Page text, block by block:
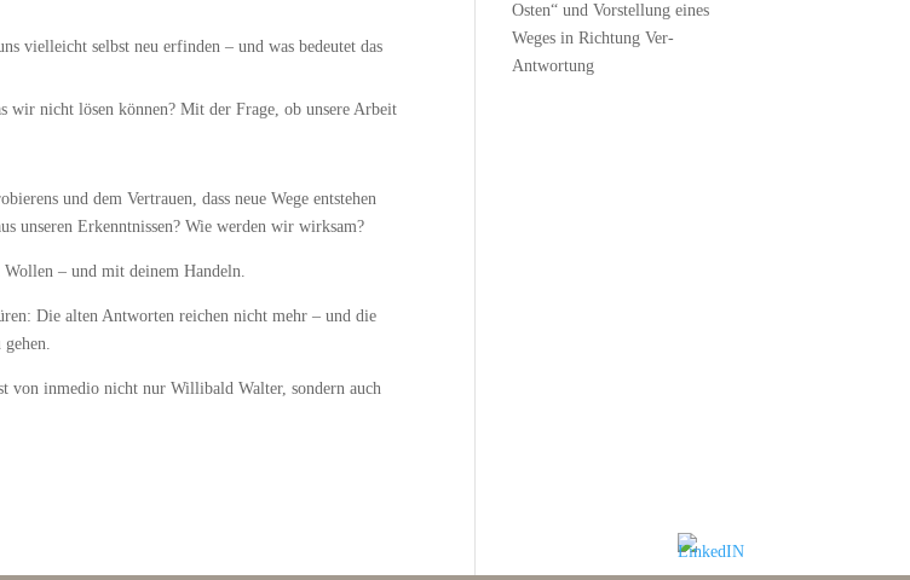
vielleicht selbst neu erfinden – und was bedeutet das
wir nicht lösen können? Mit der Frage, ob unsere Arbeit
und dem Vertrauen, dass neue Wege entstehen
unseren Erkenntnissen? Wie werden wir wirksam?
– und mit deinem Handeln.
Die alten Antworten reichen nicht mehr – und die
von inmedio nicht nur Willibald Walter, sondern auch
Osten“ und Vorstellung eines
Weges in Richtung Ver-
Antwortung